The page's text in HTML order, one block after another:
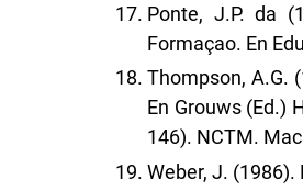
Ponte, J.P. da
Formaçao. En
Thompson, A.G.
En Grouws (Ed.)
146). NCTM.
Weber, J.